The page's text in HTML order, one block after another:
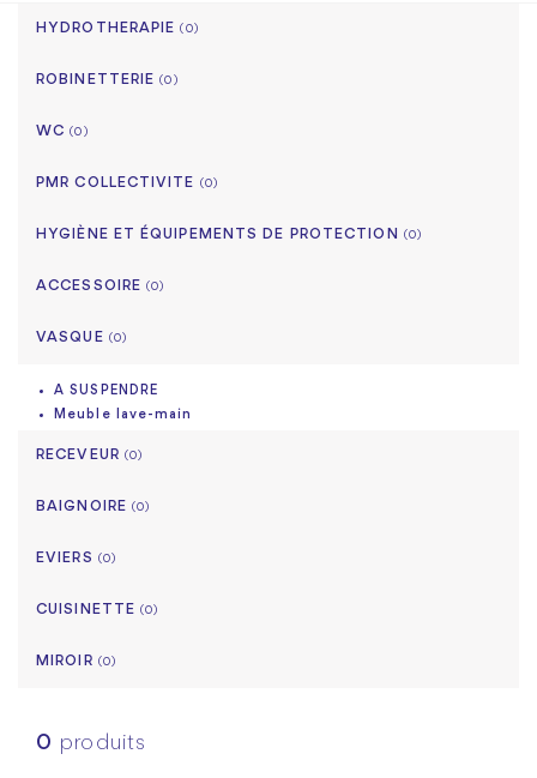
HYDROTHERAPIE(0)
ROBINETTERIE(0)
WC(0)
PMR COLLECTIVITE (0)
HYGIÈNE ET ÉQUIPEMENTS DE PROTECTION (0)
ACCESSOIRE(0)
VASQUE (0)
A SUSPENDRE
Meuble lave-main
RECEVEUR (0)
BAIGNOIRE (0)
EVIERS (0)
CUISINETTE(0)
MIROIR (0)
0 produits